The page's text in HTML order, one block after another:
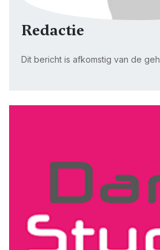
Redactie
Dit bericht is afkomstig van de